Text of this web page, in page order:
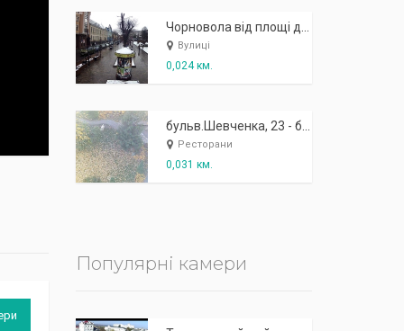
Вулиці
0,024 км.
Ресторани
0,031 км.
Популярні камери